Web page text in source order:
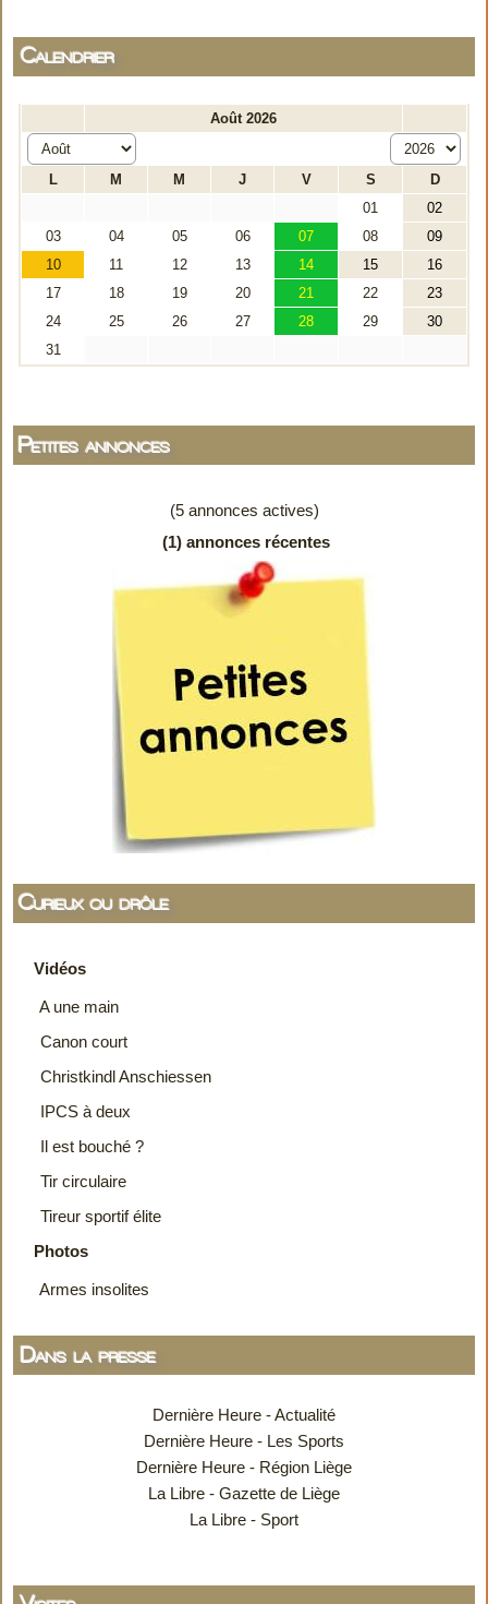
Calendrier
Petites annonces
(5 annonces actives)
(1) annonces récentes
Curieux ou drôle
Vidéos
A une main
Canon court
Christkindl Anschiessen
IPCS à deux
Il est bouché ?
Tir circulaire
Tireur sportif élite
Photos
Armes insolites
Dans la presse
Dernière Heure - Actualité
Dernière Heure - Les Sports
Dernière Heure - Région Liège
La Libre - Gazette de Liège
La Libre - Sport